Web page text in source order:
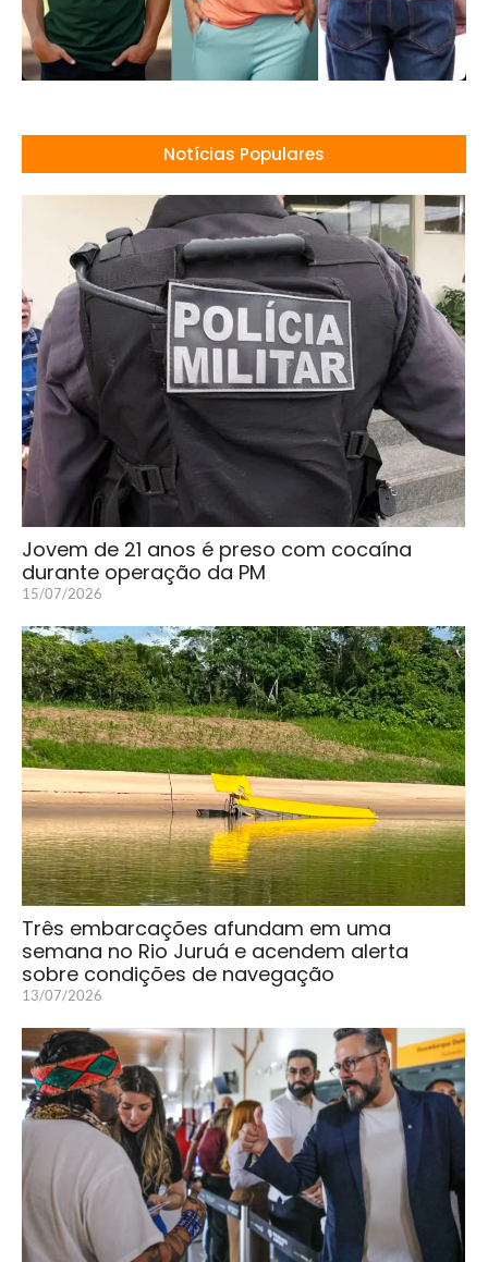
Notícias Populares
Jovem de 21 anos é preso com cocaína
durante operação da PM
15/07/2026
Três embarcações afundam em uma
semana no Rio Juruá e acendem alerta
sobre condições de navegação
13/07/2026